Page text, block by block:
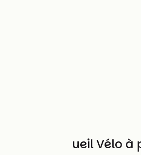
Autres Accueil Vélo